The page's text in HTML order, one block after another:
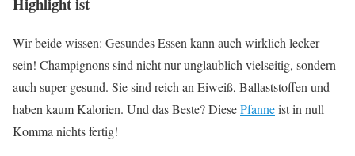
Wir beide wissen: Gesundes Essen kann auch wirklich lecker
sein! Champignons sind nicht nur unglaublich vielseitig, sondern
auch super gesund. Sie sind reich an Eiweiß, Ballaststoffen und
haben kaum Kalorien. Und das Beste? DiesePfanneist in null
Komma nichts fertig!